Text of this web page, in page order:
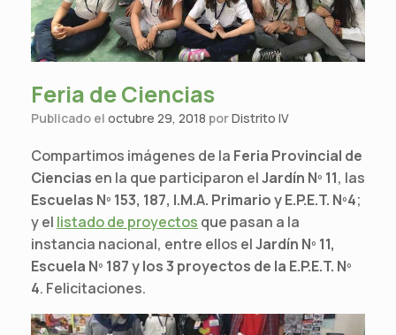
Feria de Ciencias
Publicado el octubre 29, 2018 porDistrito IV
Compartimos imágenes de la Feria Provincial de
Ciencias en la que participaron elJardín Nº 11, las
Escuelas Nº 153, 187, I.M.A. Primario y E.P.E.T. Nº4;
y el listado de proyectos que pasan a la
instancia nacional, entre ellos elJardín Nº 11,
Escuela Nº 187 y los 3 proyectos de la E.P.E.T. Nº
4. Felicitaciones.